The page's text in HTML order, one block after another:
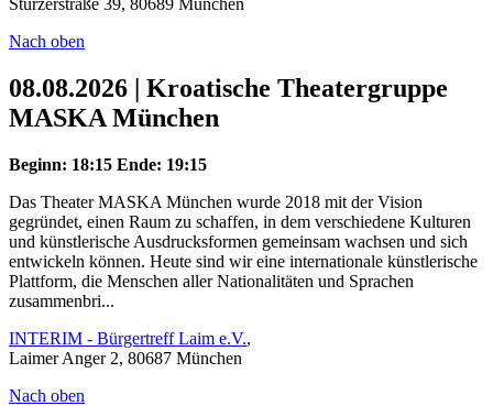
Stürzerstraße 39, 80689 München
Nach oben
08.08.2026 | Kroatische Theatergruppe
MASKA München
Beginn: 18:15 Ende: 19:15
Das Theater MASKA München wurde 2018 mit der Vision
gegründet, einen Raum zu schaffen, in dem verschiedene Kulturen
und künstlerische Ausdrucksformen gemeinsam wachsen und sich
entwickeln können. Heute sind wir eine internationale künstlerische
Plattform, die Menschen aller Nationalitäten und Sprachen
zusammenbri...
INTERIM - Bürgertreff Laim e.V.,
Laimer Anger 2, 80687 München
Nach oben